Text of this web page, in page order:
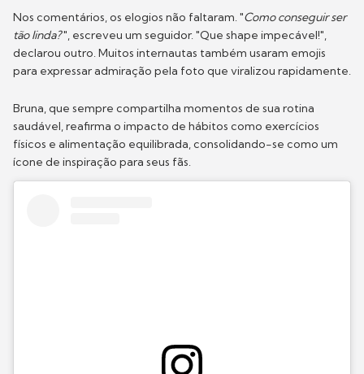
Nos comentários, os elogios não faltaram. "Como conseguir ser
tão linda?", escreveu um seguidor. "Que shape impecável!",
declarou outro. Muitos internautas também usaram emojis
para expressar admiração pela foto que viralizou rapidamente.
Bruna, que sempre compartilha momentos de sua rotina
saudável, reafirma o impacto de hábitos como exercícios
físicos e alimentação equilibrada, consolidando-se como um
ícone de inspiração para seus fãs.